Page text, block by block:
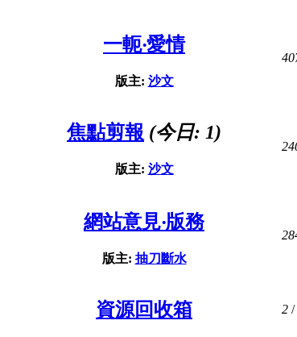
一軛‧愛情
版主: 沙文
焦點剪報 (今日: 1)
版主: 沙文
網站意見‧版務
版主: 抽刀斷水
資源回收箱 2 /